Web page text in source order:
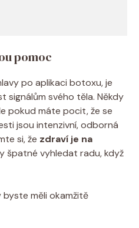
pomoc
po aplikaci botoxu, je
signálům svého těla. Někdy
pokud máte pocit, že se
jsou intenzivní, odborná
si, že zdraví je na
špatné vyhledat radu, když
byste měli okamžitě